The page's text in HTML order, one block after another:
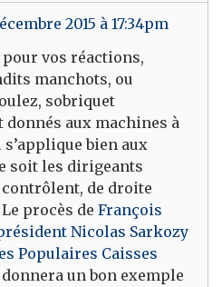
2015 à 17:34pm
vos réactions,
manchots, ou
sobriquet
aux machines à
bien aux
soit les dirigeants
de droite
procès de François
Nicolas Sarkozy
Populaires Caisses
un bon exemple